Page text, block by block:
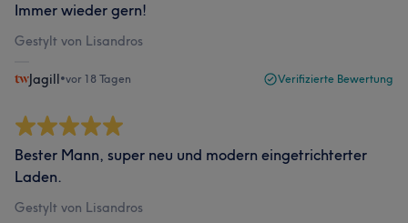
Immer wieder gern!
Gestylt von Lisandros
Jagill•vor 18 Tagen Verifizierte Bewertung
Bester Mann, super neu und modern eingetrichterter
Laden.
Gestylt von Lisandros